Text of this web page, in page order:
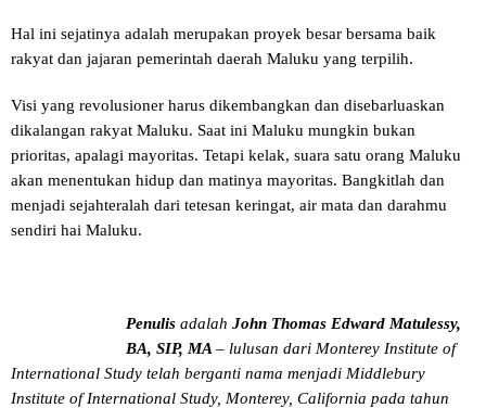
Hal ini sejatinya adalah merupakan proyek besar bersama baik
rakyat dan jajaran pemerintah daerah Maluku yang terpilih.
Visi yang revolusioner harus dikembangkan dan disebarluaskan
dikalangan rakyat Maluku. Saat ini Maluku mungkin bukan
prioritas, apalagi mayoritas. Tetapi kelak, suara satu orang Maluku
akan menentukan hidup dan matinya mayoritas. Bangkitlah dan
menjadi sejahteralah dari tetesan keringat, air mata dan darahmu
sendiri hai Maluku.
Penulisadalah John Thomas Edward Matulessy,
BA, SIP, MA – lulusan dari Monterey Institute of
International Study telah berganti nama menjadi Middlebury
Institute of International Study, Monterey, California pada tahun